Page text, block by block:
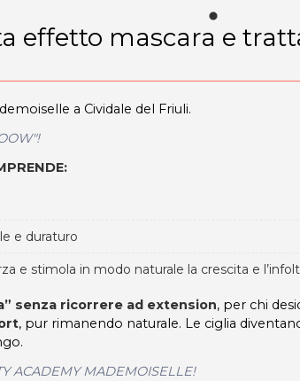
effetto mascara e
a Cividale del Friuli.
e duraturo
e stimola in modo naturale la crescita e
senza ricorrere ad extension, per chi
, pur rimanendo naturale. Le ciglia
ACADEMY MADEMOISELLE!